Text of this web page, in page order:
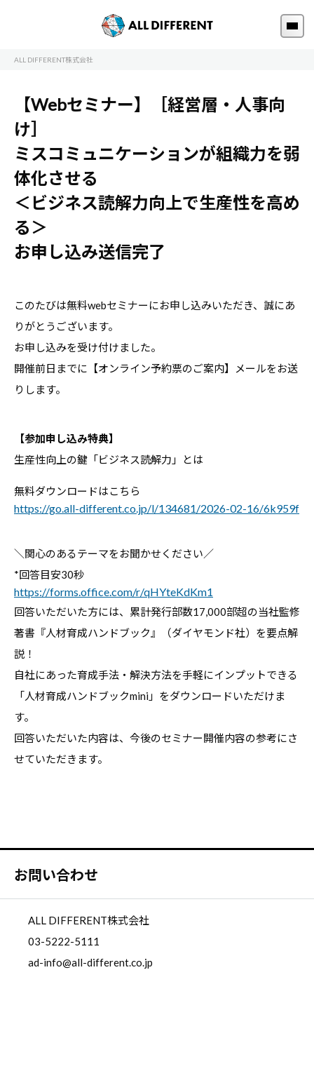
ALL DIFFERENT株式会社
【Webセミナー】［経営層・人事向
け］
ミスコミュニケーションが組織力を弱
体化させる
＜ビジネス読解力向上で生産性を高め
る＞
お申し込み送信完了
このたびは無料webセミナーにお申し込みいただき、誠にあ
りがとうございます。
お申し込みを受け付けました。
開催前日までに【オンライン予約票のご案内】メールをお送
りします。
【参加申し込み特典】
生産性向上の鍵「ビジネス読解力」とは
無料ダウンロードはこちら
https://go.all-different.co.jp/l/134681/2026-02-16/6k959f
＼関心のあるテーマをお聞かせください／
*回答目安30秒
https://forms.office.com/r/qHYteKdKm1
回答いただいた方には、累計発行部数17,000部超の当社監修
著書『人材育成ハンドブック』（ダイヤモンド社）を要点解
説！
自社にあった育成手法・解決方法を手軽にインプットできる
「人材育成ハンドブックmini」をダウンロードいただけま
す。
回答いただいた内容は、今後のセミナー開催内容の参考にさ
せていただきます。
お問い合わせ
ALL DIFFERENT株式会社
03-5222-5111
ad-info@all-different.co.jp